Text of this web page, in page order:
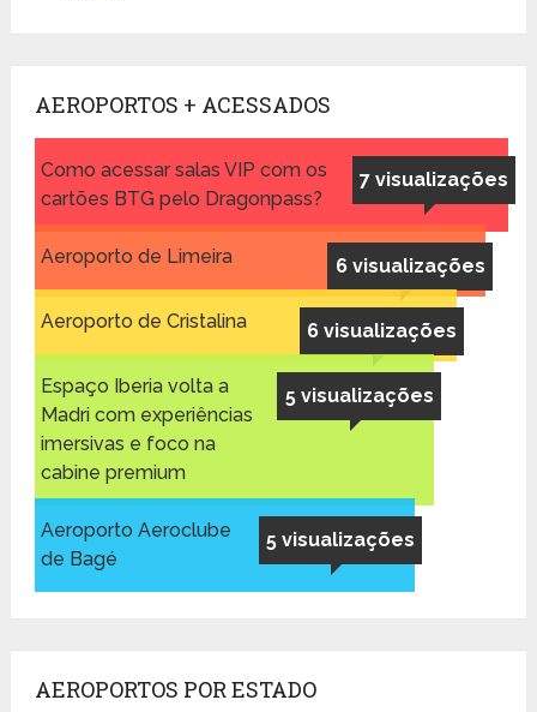
AEROPORTOS + ACESSADOS
7 visualizações
Como acessar salas VIP com os
cartões BTG pelo Dragonpass?
6 visualizações
Aeroporto de Limeira
6 visualizações
Aeroporto de Cristalina
5 visualizações
Espaço Iberia volta a
Madri com experiências
imersivas e foco na
cabine premium
5 visualizações
Aeroporto Aeroclube
de Bagé
AEROPORTOS POR ESTADO